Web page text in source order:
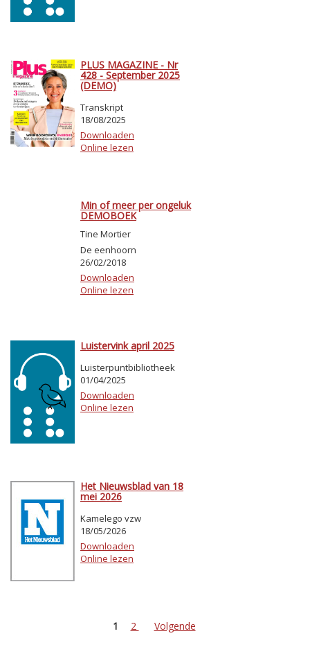
PLUS MAGAZINE - Nr
428 - September 2025
(DEMO)
Transkript
18/08/2025
Downloaden
Online lezen
Min of meer per ongeluk
DEMOBOEK
Tine Mortier
De eenhoorn
26/02/2018
Downloaden
Online lezen
Luistervink april 2025
Luisterpuntbibliotheek
01/04/2025
Downloaden
Online lezen
Het Nieuwsblad van 18
mei 2026
Kamelego vzw
18/05/2026
Downloaden
Online lezen
1 2 Volgende